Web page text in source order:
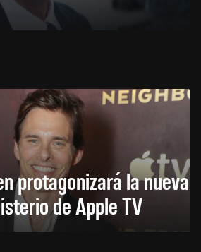
protagonizará la nueva
de Apple TV